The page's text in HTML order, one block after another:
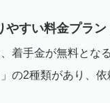
すい料金プラン
着手金が無料とな
の2種類があり、依